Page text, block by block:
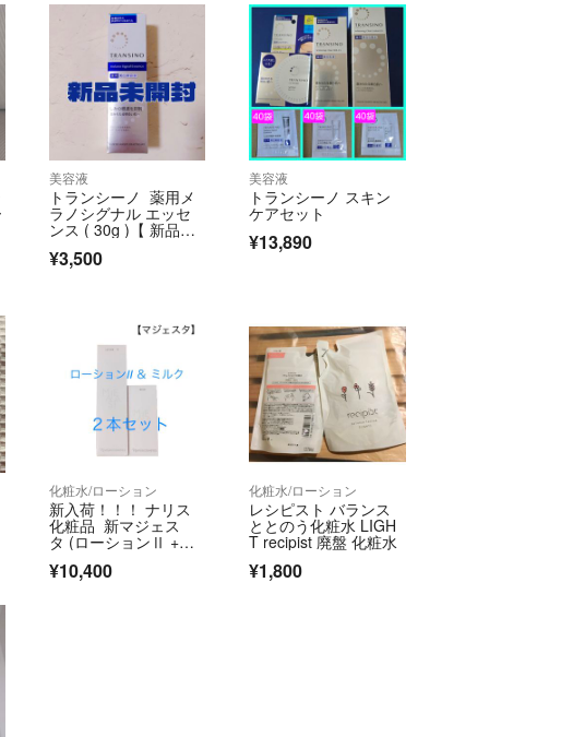
入の場合の評価は早めに行いますが、販売の場合の評価はお時
合があります。
異なる発送方法を行う場合があります。（ゆうパック→ヤマ
）
を経験した事はありませんが、送料を安価に済ませる為、窓
保証や追跡のない方法を使う事が多めです。不着、配送中の
画像での虚偽報告等含む）など当方では保証しません。
配送のタイミングはこちらではわかりかねます。到着まで通
お時間がかかる場合もあります。
保証のある発送をご希望の場合はコメント欄にてご相談下さ
を頂いても承認をしない場合もあります。
宜変更しています。
が定まっていないので購入申請から在庫確認後の承認までお
ただく場合があります。
はないので知識不足や勘違いで種別、名称など間違えて説明欄
ることもあるかと思います。ご了承下さい。
も家庭や仕事がありますので、フリマアプリはあくまでも余暇
美容液
トランシーノ 薬用メ
ラノシグナル エッセ
ンス ( 30g )【 新品未
¥3,500
美容液
トランシーノ スキン
ケアセット
¥13,890
化粧水/ローション
新入荷！！！ ナリス
化粧品 新マジェス
タ (ローションⅡ +ミ
ルク)2点セット
¥10,400
化粧水/ローション
レシピスト バランス
ととのう化粧水 LIGH
T recipist 廃盤 化粧水
¥1,800